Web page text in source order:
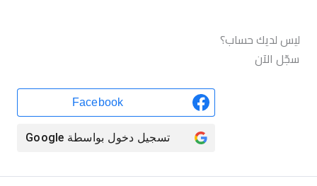
ليس لديك حساب؟
سجّل الآن
Facebook
تسجيل دخول بواسطة Google